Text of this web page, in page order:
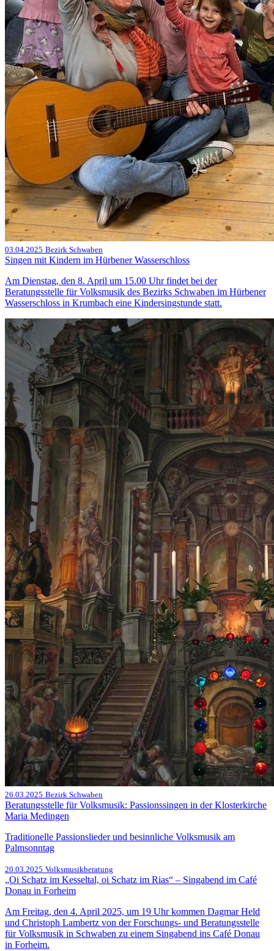
03.04.2025 Bezirk Schwaben
Singen mit Kindern im Hürbener Wasserschloss
Am Dienstag, den 8. April um 15.00 Uhr findet bei der
Beratungsstelle für Volksmusik des Bezirks Schwaben im Hürbener
Wasserschloss in Krumbach eine Kindersingstunde statt.
26.03.2025 Bezirk Schwaben
Beratungsstelle für Volksmusik: Passionssingen in der Klosterkirche
Maria Medingen
Traditionelle Passionslieder und besinnliche Volksmusik am
Palmsonntag
20.03.2025 Volksmusikberatung
„Oi Schatz im Kesseltal, oi Schatz im Rias“ – Singabend im Café
Donau in Forheim
Am Freitag, den 4. April 2025, um 19 Uhr kommen Dagmar Held
und Christoph Lambertz von der Forschungs- und Beratungsstelle
für Volksmusik in Schwaben zu einem Singabend ins Café Donau
in Forheim.